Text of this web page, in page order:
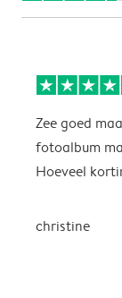
Zee goed
fotoalbum
Hoeveel
christine